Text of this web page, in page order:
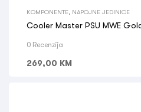
KOMPONENTE NAPOJNE JEDINICE
Cooler Master PSU MWE
0 Recenzija
269,00 KM